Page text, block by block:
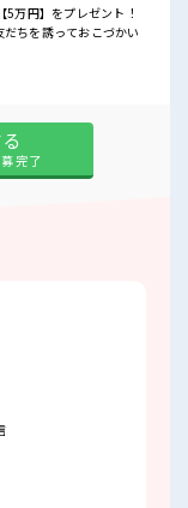
万円】をプレゼント！
ちを誘っておこづかい
完了